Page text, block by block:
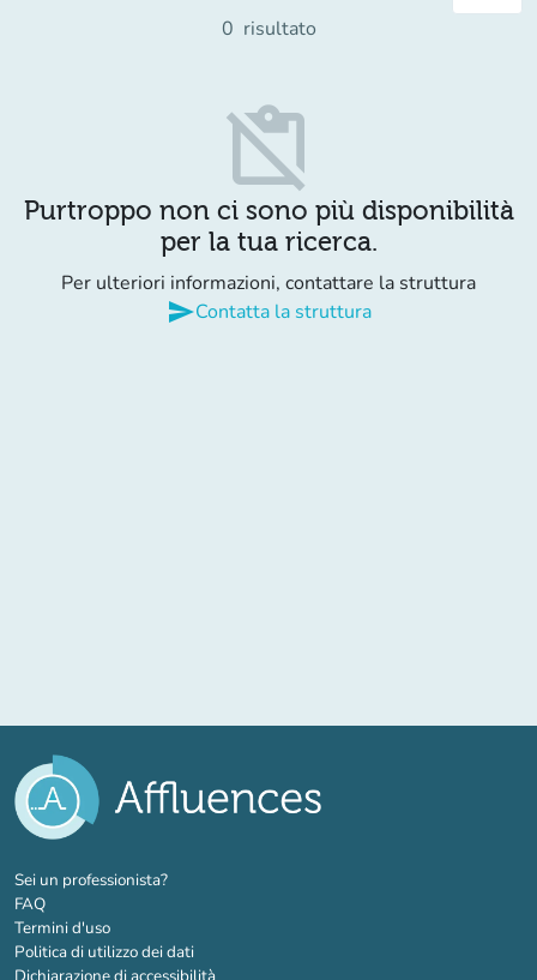
0 risultato
content_paste_off
Purtroppo non ci sono più disponibilità
per la tua ricerca.
Per ulteriori informazioni, contattare la struttura
sendContatta la struttura
Sei un professionista?(nuova scheda)
FAQ
Termini d'uso
Politica di utilizzo dei dati